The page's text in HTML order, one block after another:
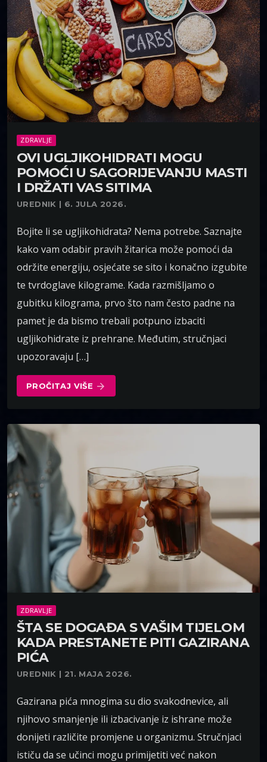
ZDRAVLJE
OVI UGLJIKOHIDRATI MOGU
POMOĆI U SAGORIJEVANJU MASTI
I DRŽATI VAS SITIMA
UREDNIK | 6. JULA 2026.
Bojite li se ugljikohidrata? Nema potrebe. Saznajte
kako vam odabir pravih žitarica može pomoći da
održite energiju, osjećate se sito i konačno izgubite
te tvrdoglave kilograme. Kada razmišljamo o
gubitku kilograma, prvo što nam često padne na
pamet je da bismo trebali potpuno izbaciti
ugljikohidrate iz prehrane. Međutim, stručnjaci
upozoravaju […]
PROČITAJ VIŠE arrow_forward
ZDRAVLJE
ŠTA SE DOGAĐA S VAŠIM TIJELOM
KADA PRESTANETE PITI GAZIRANA
PIĆA
UREDNIK | 21. MAJA 2026.
Gazirana pića mnogima su dio svakodnevice, ali
njihovo smanjenje ili izbacivanje iz ishrane može
donijeti različite promjene u organizmu. Stručnjaci
ističu da se učinci mogu primijetiti već nakon